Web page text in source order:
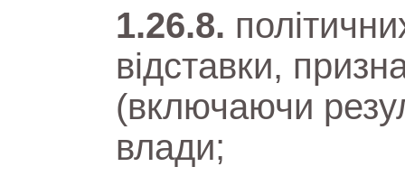
відставки,
(включаючи
влади;